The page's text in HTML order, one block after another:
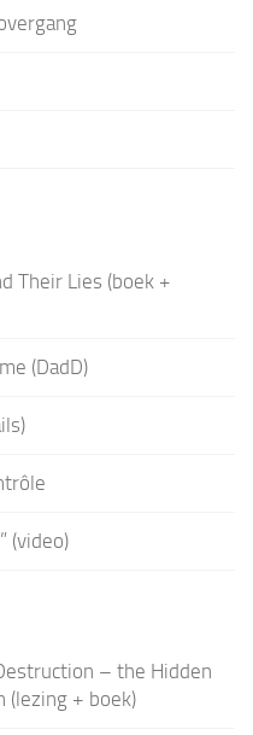
Their Lies (boek +
(DadD)
(video)
– the Hidden
(lezing + boek)